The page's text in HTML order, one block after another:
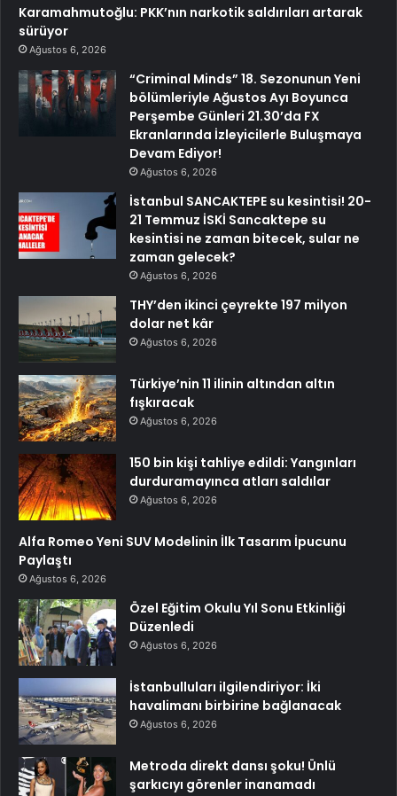
Karamahmutoğlu: PKK’nın narkotik saldırıları artarak
sürüyor
Ağustos 6, 2026
“Criminal Minds” 18. Sezonunun Yeni
bölümleriyle Ağustos Ayı Boyunca
Perşembe Günleri 21.30’da FX
Ekranlarında İzleyicilerle Buluşmaya
Devam Ediyor!
Ağustos 6, 2026
İstanbul SANCAKTEPE su kesintisi! 20-
21 Temmuz İSKİ Sancaktepe su
kesintisi ne zaman bitecek, sular ne
zaman gelecek?
Ağustos 6, 2026
THY’den ikinci çeyrekte 197 milyon
dolar net kâr
Ağustos 6, 2026
Türkiye’nin 11 ilinin altından altın
fışkıracak
Ağustos 6, 2026
150 bin kişi tahliye edildi: Yangınları
durduramayınca atları saldılar
Ağustos 6, 2026
Alfa Romeo Yeni SUV Modelinin İlk Tasarım İpucunu
Paylaştı
Ağustos 6, 2026
Özel Eğitim Okulu Yıl Sonu Etkinliği
Düzenledi
Ağustos 6, 2026
İstanbulluları ilgilendiriyor: İki
havalimanı birbirine bağlanacak
Ağustos 6, 2026
Metroda direkt dansı şoku! Ünlü
şarkıcıyı görenler inanamadı